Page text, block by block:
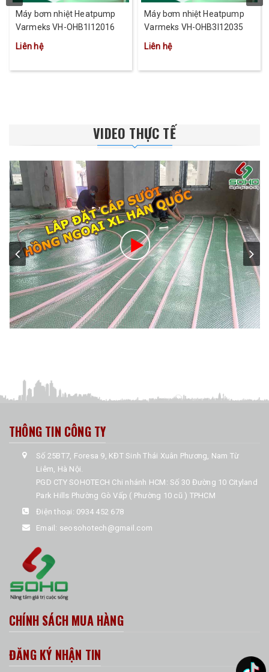
Máy bơm nhiệt Heatpump
Varmeks VH-OHB1I12016
Liên hệ
Máy bơm nhiệt Heatpump
Varmeks VH-OHB3I12035
Liên hệ
VIDEO THỰC TẾ
THÔNG TIN CÔNG TY
Số 25BT7, Foresa 9, KĐT Sinh Thái Xuân Phương, Nam Từ
Liêm, Hà Nội.
PGD CTY SOHOTECH Chi nhánh HCM: Số 30 Đường 10 Cityland
Park Hills Phường Gò Vấp ( Phường 10 cũ ) TPHCM
Điện thoại: 0934 452 678
Email: seosohotech@gmail.com
CHÍNH SÁCH MUA HÀNG
ĐĂNG KÝ NHẬN TIN